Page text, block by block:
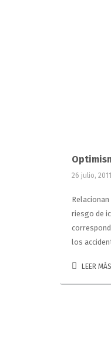
26 julio, 2011
riesgo de
los
LEER MÁS